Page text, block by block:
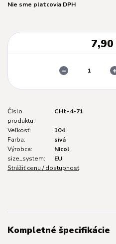
Nie sme platcovia DPH
Číslo
produktu:
CHt-4-71
Veľkosť:
104
Farba:
sivá
Výrobca:
Nicol
size_system:
EU
Strážiť cenu / dostupnosť
Kompletné špecifikácie